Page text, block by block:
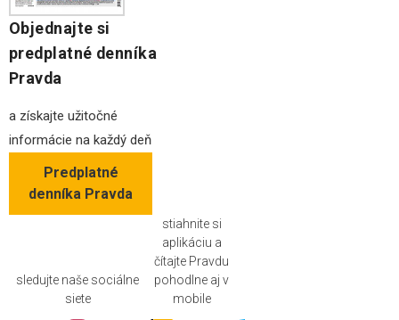
Objednajte si
predplatné denníka
Pravda
a získajte užitočné
informácie na každý deň
Predplatné
denníka Pravda
sledujte naše sociálne
siete
stiahnite si
aplikáciu a
čítajte Pravdu
pohodlne aj v
mobile